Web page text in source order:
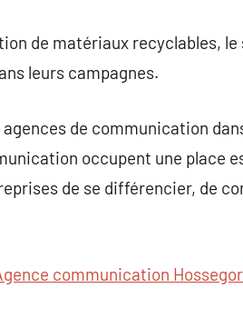
de matériaux recyclables,
leurs campagnes.
de communication
occupent une place
de se différencier, de
communication Hossegor